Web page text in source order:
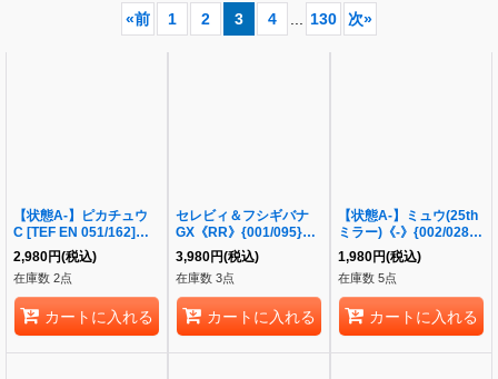
«前 1 2 3 4 ... 130 次»
【状態A-】ピカチュウ
C [TEF EN 051/162]
《-》{051/162}[-]
2,980円(税込)
在庫数 2点
カートに入れる
セレビィ＆フシギバナ
GX《RR》{001/095}
[sm9]
3,980円(税込)
在庫数 3点
カートに入れる
【状態A-】ミュウ(25th
ミラー)《-》{002/028}
[S8a]
1,980円(税込)
在庫数 5点
カートに入れる